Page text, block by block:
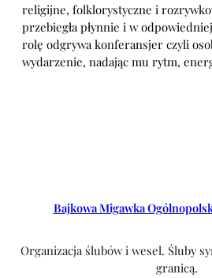
religijne, folklorystyczne i
przebiegła płynnie i w
rolę odgrywa konferansjer czyli
wydarzenie, nadając mu rytm,
Bajkowa Migawka
Organizacja ślubów i wesel. Śluby
granicą.